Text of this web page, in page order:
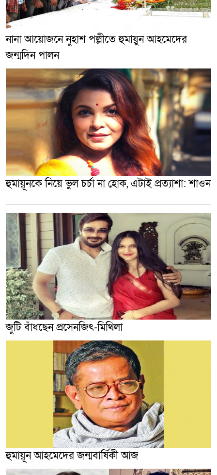
নানা আয়োজনে নুহাশ পল্লীতে হুমায়ুন আহমেদের
জন্মদিন পালন
হুমায়ূনকে নিয়ে ভুল চর্চা না হোক, এটাই প্রত্যাশা: শাওন
জুটি বাঁধছেন প্রসেনজিৎ-মিথিলা
হুমায়ূন আহমেদের জন্মবার্ষিকী আজ